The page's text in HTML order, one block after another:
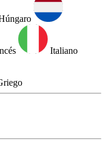
Italiano